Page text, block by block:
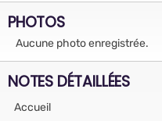
PHOTOS
Aucune photo enregistrée.
NOTES DÉTAILLÉES
Accueil